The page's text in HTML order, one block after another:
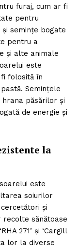
furaj, cum ar fi
pentru
semințe bogate
pentru a
și alte animale
este
folosită în
Semințele
păsărilor și
de energie și
la
este
soiurilor
și
recolte sănătoase
271’ și ‘Cargill
lor la diverse